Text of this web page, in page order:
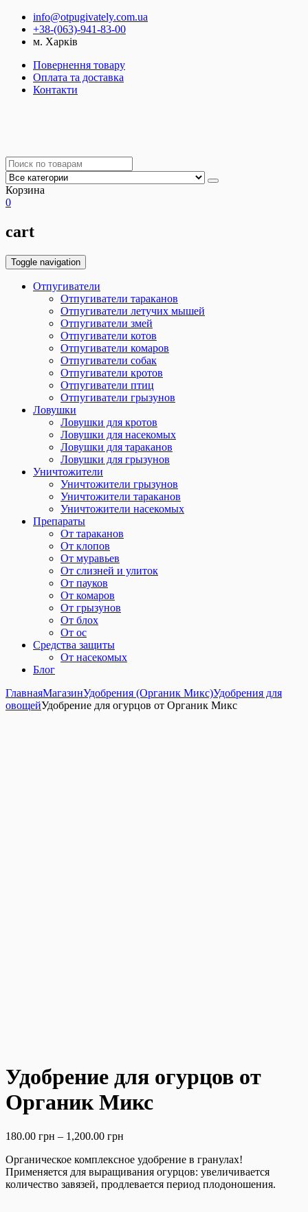
info@otpugivately.com.ua
+38-(063)-941-83-00
м. Харків
Повернення товару
Оплата та доставка
Контакти
Корзина
0
cart
Toggle navigation
Отпугиватели
Отпугиватели тараканов
Отпугиватели летучих мышей
Отпугиватели змей
Отпугиватели котов
Отпугиватели комаров
Отпугиватели собак
Отпугиватели кротов
Отпугиватели птиц
Отпугиватели грызунов
Ловушки
Ловушки для кротов
Ловушки для насекомых
Ловушки для тараканов
Ловушки для грызунов
Уничтожители
Уничтожители грызунов
Уничтожители тараканов
Уничтожители насекомых
Препараты
От тараканов
От клопов
От муравьев
От слизней и улиток
От пауков
От комаров
От грызунов
От блох
От ос
Средства защиты
От насекомых
Блог
ГлавнаяМагазинУдобрения (Органик Микс)Удобрения для
овощейУдобрение для огурцов от Органик Микс
Удобрение для огурцов от
Органик Микс
180.00 грн – 1,200.00 грн
Органическое комплексное удобрение в гранулах!
Применяется для выращивания огурцов: увеличивается
количество завязей, продлевается период плодоношения.